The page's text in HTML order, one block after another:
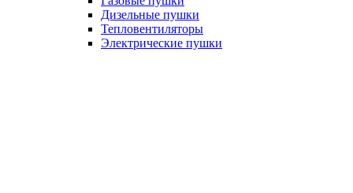
Дизельные пушки
Тепловентиляторы
Электрические пушки